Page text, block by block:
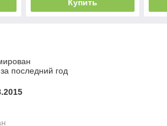
Купить
последний год